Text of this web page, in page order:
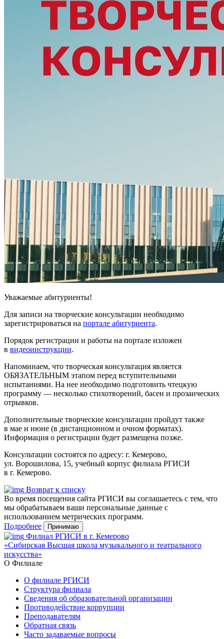
Уважаемые абитуриенты!
Для записи на творческие консультации необходимо
зарегистрироваться на портале абитуриента.
Порядок регистрации и работы на портале изложен
в видеоинструкции.
Напоминаем, что творческая консультация является
ОБЯЗАТЕЛЬНЫМ этапом перед вступительными
испытаниями. На нее необходимо подготовить чтецкую
программу — несколько стихотворений, басен и прозаических
отрывков.
Дополнительные творческие консультации пройдут также
в мае и июне (в дистанционном и очном форматах).
Информация о регистрации будет размещена позже.
Консультации состоятся по адресу: г. Кемерово,
ул. Ворошилова, 15, учебный корпус филиала РГИСИ
в г. Кемерово.
Возврат к списку
Во время посещения сайта РГИСИ вы соглашаетесь с тем, что
мы обрабатываем ваши персональные данные с
использованием метрических программ.
Подробнее
Принимаю
Филиал РГИСИ в г. Кемерово
«Сибирская Высшая школа музыкального и театрального
искусства»
О Филиале
О филиале РГИСИ
Структура филиала
Сведения об образовательной организации
Противодействие коррупции
Преподавателям
Обратная связь
Часто задаваемые вопросы